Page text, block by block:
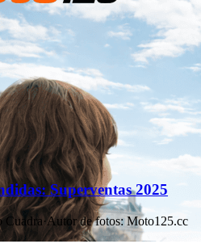
Superventas 2025
Cuadra·Autor de fotos: Moto125.cc